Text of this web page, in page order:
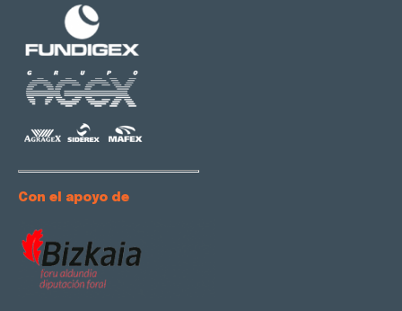
Con el apoyo de